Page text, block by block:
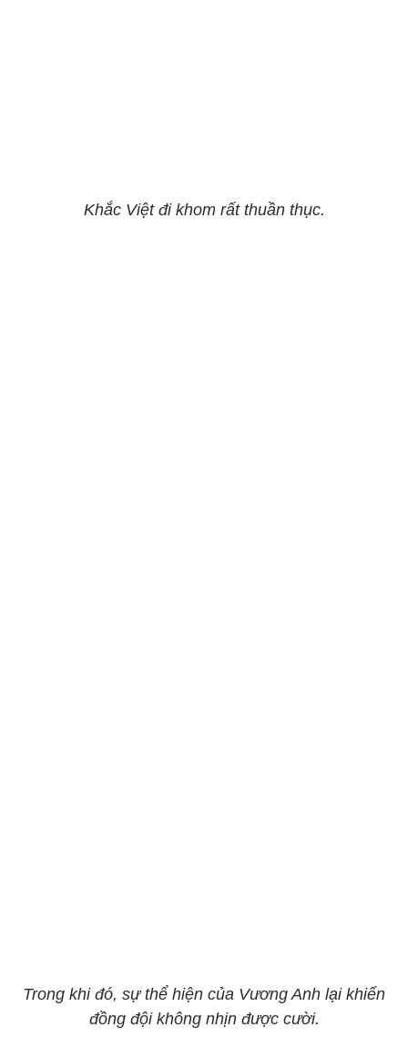
Khắc Việt đi khom rất thuần thục.
Trong khi đó, sự thể hiện của Vương Anh lại khiến
đồng đội không nhịn được cười.